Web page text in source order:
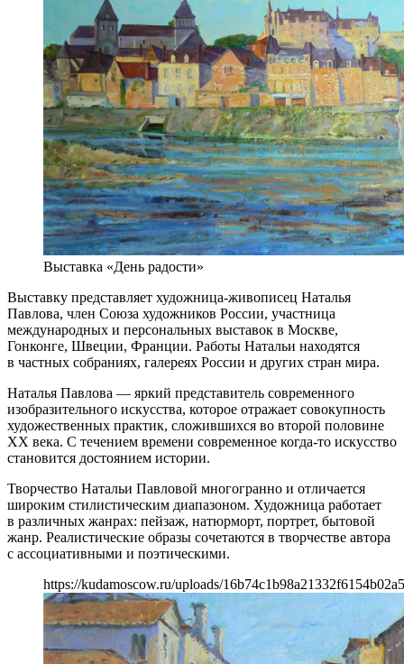
Выставка «День радости»
Выставку представляет художница-живописец Наталья
Павлова, член Союза художников России, участница
международных и персональных выставок в Москве,
Гонконге, Швеции, Франции. Работы Натальи находятся
в частных собраниях, галереях России и других стран мира.
Наталья Павлова — яркий представитель современного
изобразительного искусства, которое отражает совокупность
художественных практик, сложившихся во второй половине
ХХ века. С течением времени современное когда-то искусство
становится достоянием истории.
Творчество Натальи Павловой многогранно и отличается
широким стилистическим диапазоном. Художница работает
в различных жанрах: пейзаж, натюрморт, портрет, бытовой
жанр. Реалистические образы сочетаются в творчестве автора
с ассоциативными и поэтическими.
https://kudamoscow.ru/uploads/